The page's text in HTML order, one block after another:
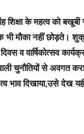
शिक्षा के महत्व को
भी मौका नहीं छोड़ते।
व वार्षिकोत्सव
चुनौतियों से अवगत
भाव दिखाया,उसे देख